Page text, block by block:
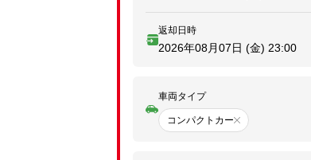
返却日時
2026年08月07日 (金) 23:00
車両タイプ
コンパクトカー